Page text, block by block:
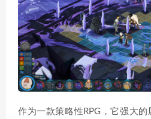
作为一款策略性RPG，它强大